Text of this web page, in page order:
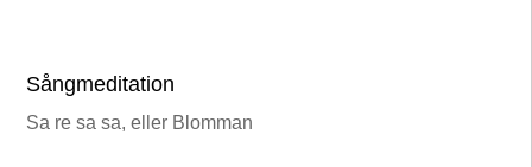
Sångmeditation
Sa re sa sa, eller Blomman